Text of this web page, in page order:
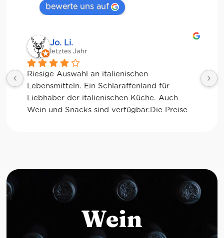
bewerte uns auf
Jessica Chu
letztes Jahr
Tolle Auswahl! Die Frischetheke und der
Kaffee sind ebenfalls sensationell. Viele
glutenfreie Optionen.
Wein